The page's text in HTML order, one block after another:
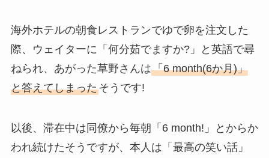
海外ホテルの朝食レストランでゆで卵を注文した
際、ウェイターに「何分茹でますか?」と英語で尋
ねられ、あがった草野さんは「6 month(6か月)」
と答えてしまったそうです!
以後、滞在中は同僚から毎朝「6 month!」とからか
われ続けたそうですが、本人は「最高の笑い話」